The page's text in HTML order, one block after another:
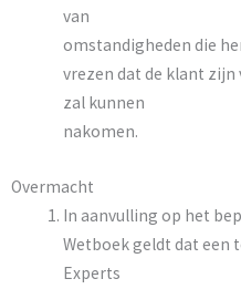
van
omstandigheden die
vrezen dat de klant
zal kunnen
nakomen.
Overmacht
In aanvulling op het
Wetboek geldt dat een
Experts